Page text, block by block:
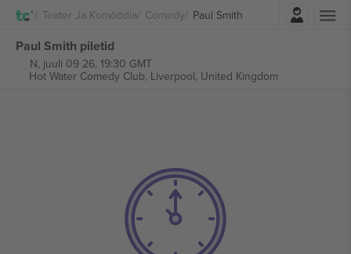
Teater Ja Komöödia Comedy Paul Smith
Logi sisse
Paul Smith piletid
N, juuli 09 26, 19:30 GMT
Hot Water Comedy Club, Liverpool, United Kingdom